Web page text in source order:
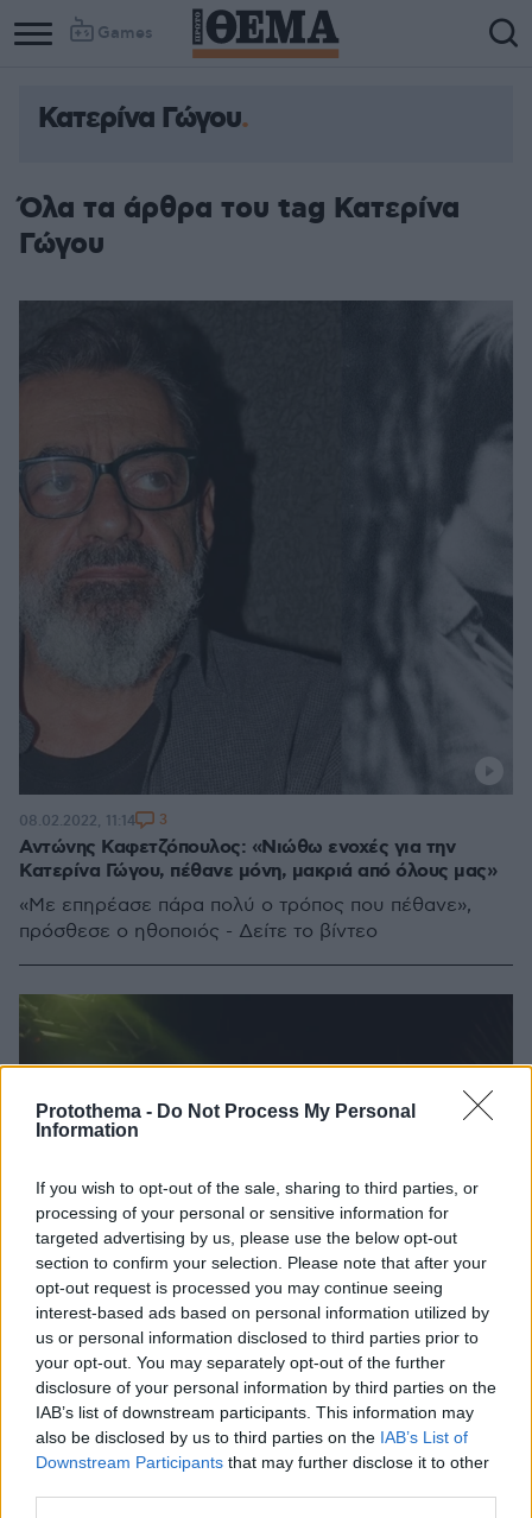
Protothema - Do Not Process My Personal
Information
If you wish to opt-out of the sale, sharing to third parties, or
processing of your personal or sensitive information for
targeted advertising by us, please use the below opt-out
section to confirm your selection. Please note that after your
opt-out request is processed you may continue seeing
interest-based ads based on personal information utilized by
us or personal information disclosed to third parties prior to
your opt-out. You may separately opt-out of the further
disclosure of your personal information by third parties on the
IAB’s list of downstream participants. This information may
also be disclosed by us to third parties on the IAB’s List of
Downstream Participants that may further disclose it to other
Games
Κατερίνα Γώγου
Όλα τα άρθρα του tag Κατερίνα
Γώγου
Αντώνης Καφετζόπουλος: «Νιώθω ενοχές για την
Κατερίνα Γώγου, πέθανε μόνη, μακριά από όλους μας»
«Με επηρέασε πάρα πολύ ο τρόπος που πέθανε»,
πρόσθεσε ο ηθοποιός - Δείτε το βίντεο
08.02.2022, 11:14 3